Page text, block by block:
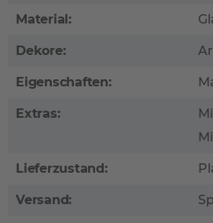
Material:
Dekore:
Eigenschaften:
Extras:
Lieferzustand:
Versand: